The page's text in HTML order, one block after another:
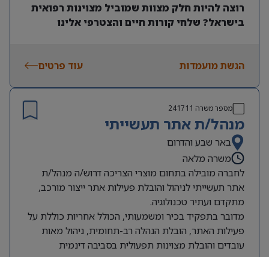
רוצה להיות חלק מצוות שמוביל מצוינות רפואית
בישראל? שלחי קורות חיים והצטרפי אלינו
הגשת מועמדות עוד פרטים
מספר משרה 241711
מנהל/ת אתר תעשייתי
באר שבע והדרום
משרה מלאה
לחברה מובילה בתחום מוצרי הצריכה דרוש/ה מנהל/ת
אתר תעשייתי לניהול והובלת פעילות אתר ייצור מורכב,
מתקדם ועתיר טכנולוגיה.
מדובר בתפקיד בכיר ומשמעותי, הכולל אחריות כוללת על
פעילות האתר, הובלת הנהלה רב-תחומית, ניהול מאות
עובדים והובלת מצוינות תפעולית בסביבה דינמית